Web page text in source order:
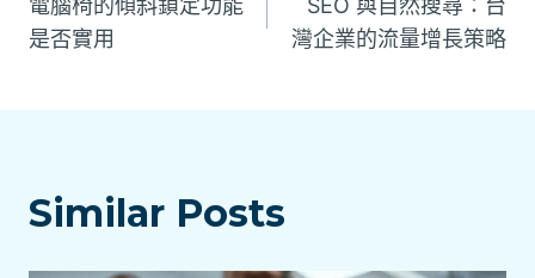
章
電腦椅的傾斜鎖定功能
是否實用
SEO 與自然搜尋：台
灣企業的流量增長策略
Similar Posts